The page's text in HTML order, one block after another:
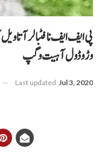
پی ایف ایف نا فٹبالر آتا
وڑ و ڈول آ ہیت وگپ
Last updated Jul 3, 2020